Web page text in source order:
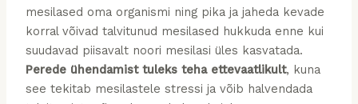
mesilased oma organismi ning pika ja jaheda kevade
korral võivad talvitunud mesilased hukkuda enne kui
suudavad piisavalt noori mesilasi üles kasvatada.
Perede ühendamist tuleks teha ettevaatlikult, kuna
see tekitab mesilastele stressi ja võib halvendada